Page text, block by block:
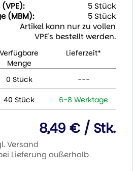
5 Stück
(MBM):
5 Stück
Artikel kann nur zu vollen
VPE's bestellt werden.
Verfügbare
Menge
Lieferzeit*
0 Stück ---
40 Stück 6-8 Werktage
8,49 € / Stk.
Versand
Lieferung außerhalb